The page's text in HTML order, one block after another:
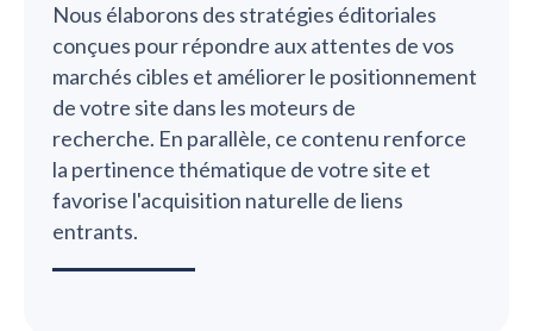
Nous élaborons des stratégies éditoriales
conçues pour répondre aux attentes de vos
marchés cibles et améliorer le positionnement
de votre site dans les moteurs de
recherche. En parallèle, ce contenu renforce
la pertinence thématique de votre site et
favorise l'acquisition naturelle de liens
entrants.